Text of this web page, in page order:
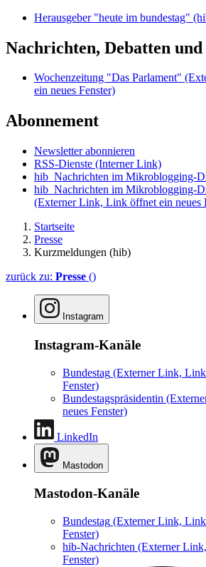
Herausgeber "heute im bundestag"
Nachrichten, Debatten
Wochenzeitung "Das Parlament"
ein neues Fenster)
Abonnement
Newsletter abonnieren
RSS-Dienste (Interner Link)
hib_Nachrichten im Mikroblogging-
hib_Nachrichten im Mikroblogging-
(Externer Link, Link öffnet ein neues
Startseite
Presse
Kurzmeldungen (hib)
zurück zu: Presse ()
Instagram
Instagram-Kanäle
Bundestag (Externer Link,
Fenster)
Bundestagspräsidentin
neues Fenster)
LinkedIn
Mastodon
Mastodon-Kanäle
Bundestag (Externer Link,
Fenster)
hib-Nachrichten (Externer
Fenster)